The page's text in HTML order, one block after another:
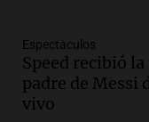
Episodios
Audio.
celebración
tradicional
Espectáculos
Speed recibió
padre de Messi
vivo